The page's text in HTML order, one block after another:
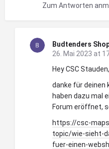
Zum Antworten
Budtenders
26. Mai 2023 at
Hey CSC Stauden,
danke für deinen
haben dazu mal
Forum eröffnet,
https://csc-
topic/wie-sieht-
fuer-einen-